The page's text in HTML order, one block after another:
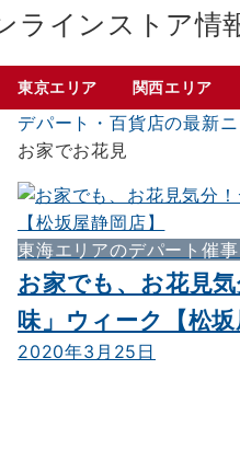
東京エリア 関西エリア
デパート・百貨店の最新
お家でお花見
東海エリアのデパート催
お家でも、お花見
味」ウィーク【松坂
2020年3月25日